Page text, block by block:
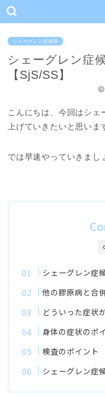
シェーグレン症候群
シェーグレン症
【SjS/SS】
こんにちは、今回はシェ
上げていきたいと思いま
では早速やっていきまし
シェーグレン症
他の膠原病と合
どういった症状
身体の症状のポ
検査のポイント
シェーグレン症